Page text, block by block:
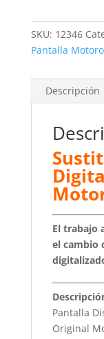
Moto
X4
cantidad
SKU: 12346
Pantalla
Descripción
El trabajo
el cambio
Pantalla
Original